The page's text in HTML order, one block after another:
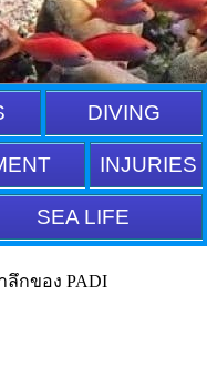
DIVING
INJURIES
SEA LIFE
กของ PADI